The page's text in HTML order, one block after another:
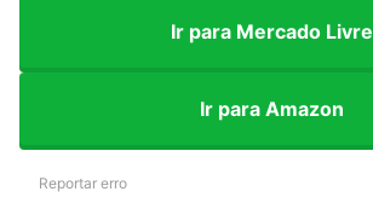
Ir para Mercado Livre
Ir para Amazon
Reportar erro